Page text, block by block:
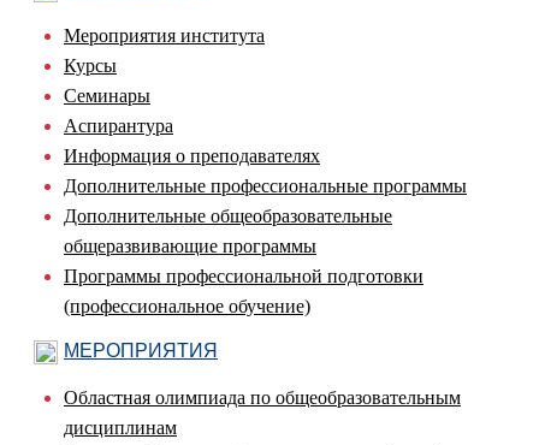
Мероприятия института
Курсы
Семинары
Аспирантура
Информация о преподавателях
Дополнительные профессиональные программы
Дополнительные общеобразовательные
общеразвивающие программы
Программы профессиональной подготовки
(профессиональное обучение)
МЕРОПРИЯТИЯ
Областная олимпиада по общеобразовательным
дисциплинам